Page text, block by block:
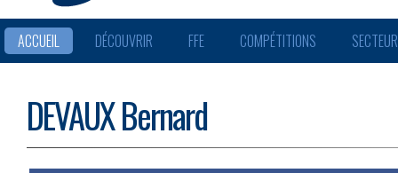
ACCUEIL DÉCOUVRIR FFE COMPÉTITIONS
DEVAUX Bernard